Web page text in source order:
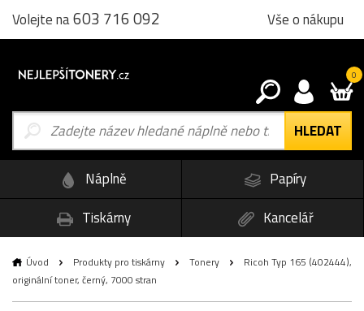
Volejte na603 716 092 Vše o nákupu
0
Náplně
Papíry
Tiskárny
Kancelář
Úvod Produkty pro tiskárny Tonery
Ricoh Typ 165 (402444),
originální toner, černý, 7000 stran